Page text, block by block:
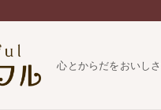
心とからだをおいし